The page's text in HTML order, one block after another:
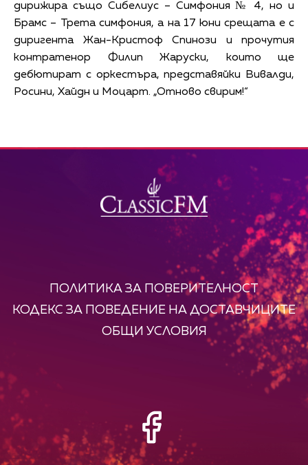
дирижира също Сибелиус – Симфония № 4, но и
Брамс – Трета симфония, а на 17 юни срещата е с
диригента Жан-Кристоф Спинози и прочутия
контратенор Филип Жаруски, които ще
дебютират с оркестъра, представяйки Вивалди,
Росини, Хайдн и Моцарт. „Отново свирим!“
ПОЛИТИКА ЗА ПОВЕРИТЕЛНОСТ
КОДЕКС ЗА ПОВЕДЕНИЕ НА ДОСТАВЧИЦИТЕ
ОБЩИ УСЛОВИЯ